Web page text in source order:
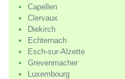
Capellen
Clervaux
Diekirch
Echternach
Esch-sur-Alzette
Grevenmacher
Luxembourg